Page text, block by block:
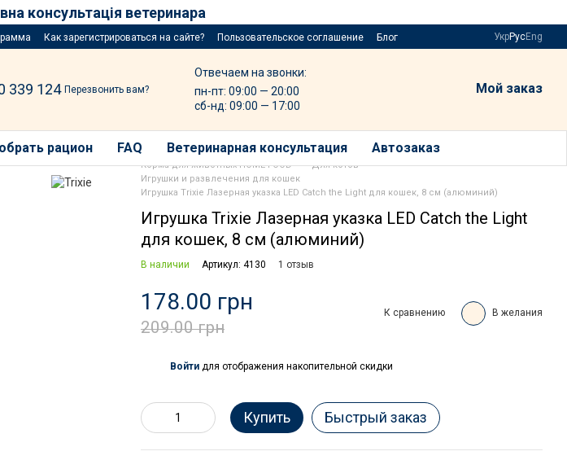
консультація ветеринара
Как зарегистрироваться на сайте? Пользовательское соглашение
Блог
УкрРусEng
339 124 Перезвонить вам?
Отвечаем на звонки:
пн-пт: 09:00 — 20:00
сб-нд: 09:00 — 17:00
Мой заказ
рацион FAQ Ветеринарная консультация Автозаказ
Корма для животных HOME FOOD
Для котов
Игрушки и развлечения для кошек
Игрушка Trixie Лазерная указка LED Catch the Light для кошек, 8 см (алюминий)
Игрушка Trixie Лазерная указка LED Catch the Light
для кошек, 8 см (алюминий)
В наличии Артикул: 4130 1 отзыв
178.00 грн
209.00 грн
К сравнению В желания
Войти для отображения накопительной скидки
Купить Быстрый заказ